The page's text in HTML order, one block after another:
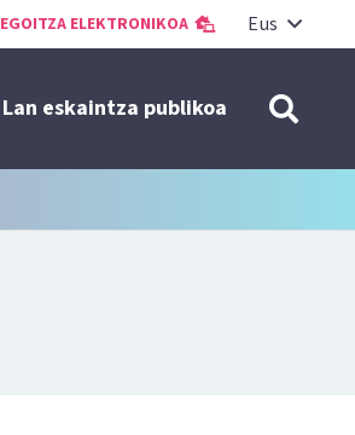
EGOITZA ELEKTRONIKOA Eus
Lan eskaintza publikoa